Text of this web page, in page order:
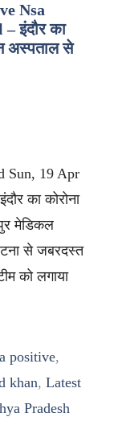
Nsa
इंदौर का
अस्पताल से
Sun, 19 Apr
का कोरोना
मेडिकल
से जबरदस्त
को लगाया
positive,
khan, Latest
Pradesh